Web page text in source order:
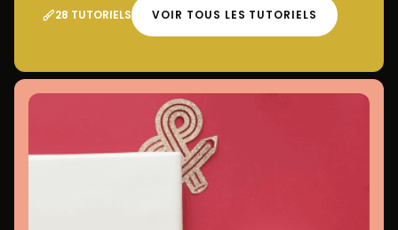
28 TUTORIELS VOIR TOUS LES TUTORIELS